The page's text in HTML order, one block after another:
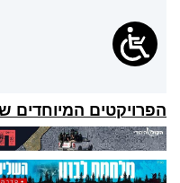
הפרויקטים